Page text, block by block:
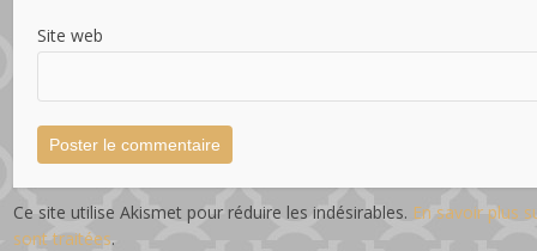
Site web
Ce site utilise Akismet pour réduire les indésirables. En savoir plus
sont traitées.